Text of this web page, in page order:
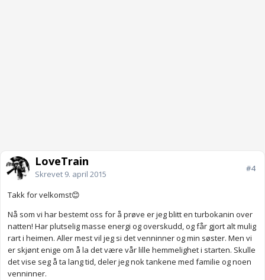
LoveTrain
Skrevet 9. april 2015
#4
Takk for velkomst😊
Nå som vi har bestemt oss for å prøve er jeg blitt en turbokanin over
natten! Har plutselig masse energi og overskudd, og får gjort alt mulig
rart i heimen. Aller mest vil jeg si det venninner og min søster. Men vi
er skjønt enige om å la det være vår lille hemmelighet i starten. Skulle
det vise seg å ta lang tid, deler jeg nok tankene med familie og noen
venninner.